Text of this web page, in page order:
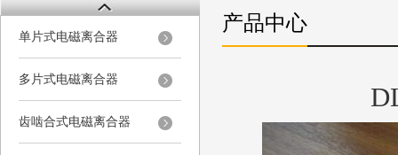
单片式电磁离合器
多片式电磁离合器
齿啮合式电磁离合器
产品中心